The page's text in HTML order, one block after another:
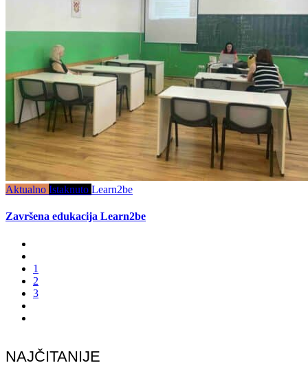
Aktualno Istaknuto Learn2be
Završena edukacija Learn2be
1
2
3
NAJČITANIJE